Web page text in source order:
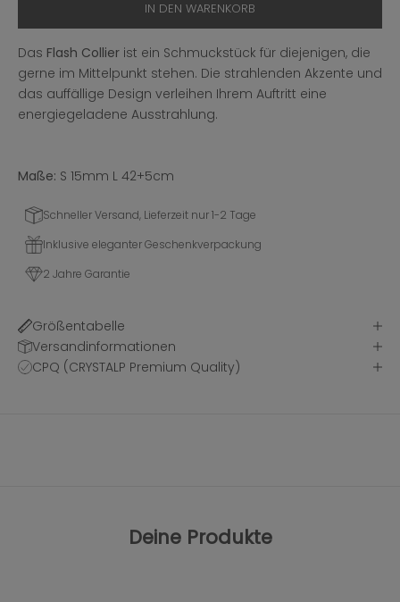
IN DEN WARENKORB
Das Flash Collier ist ein Schmuckstück für diejenigen, die
gerne im Mittelpunkt stehen. Die strahlenden Akzente und
das auffällige Design verleihen Ihrem Auftritt eine
energiegeladene Ausstrahlung.
Maße: S 15mm L 42+5cm
Schneller Versand, Lieferzeit nur 1-2 Tage
Inklusive eleganter Geschenkverpackung
2 Jahre Garantie
Größentabelle
Versandinformationen
CPQ (CRYSTALP Premium Quality)
Deine Produkte